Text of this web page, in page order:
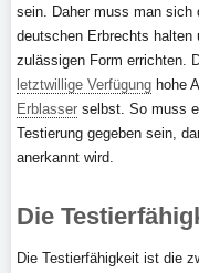
sein. Daher muss man sich
deutschen Erbrechts
zulässigen Form errichten.
letztwillige Verfügung hohe
Erblasser selbst. So muss
Testierung gegeben sein,
anerkannt wird.
Die
Die Testierfähigkeit ist die